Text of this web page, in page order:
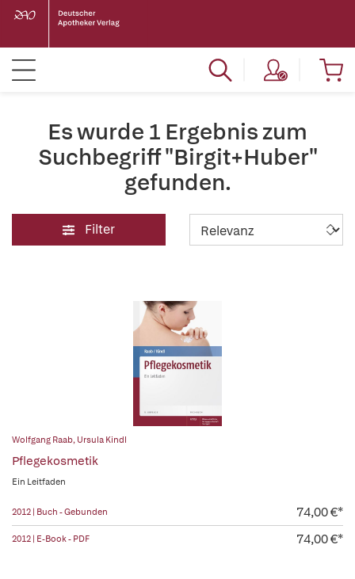
Es wurde 1 Ergebnis zum
Suchbegriff "Birgit+Huber"
gefunden.
Filter
Wolfgang Raab, Ursula Kindl
Pflegekosmetik
Ein Leitfaden
2012 | Buch - Gebunden 74,00 €*
2012 | E-Book - PDF 74,00 €*